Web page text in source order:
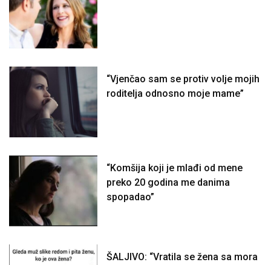
“Vjenčao sam se protiv volje mojih
roditelja odnosno moje mame”
“Komšija koji je mlađi od mene
preko 20 godina me danima
spopadao”
ŠALJIVO: “Vratila se žena sa mora